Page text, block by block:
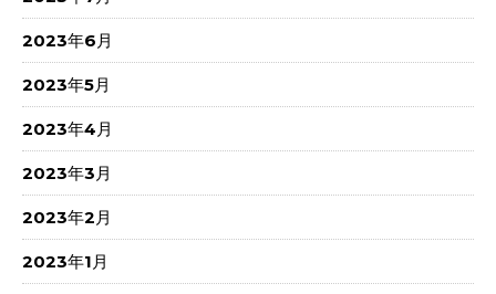
2023年6月
2023年5月
2023年4月
2023年3月
2023年2月
2023年1月